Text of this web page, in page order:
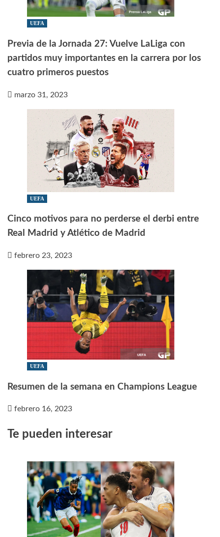
UEFA
Previa de la Jornada 27: Vuelve LaLiga con
partidos muy importantes en la carrera por los
cuatro primeros puestos
marzo 31, 2023
UEFA
Cinco motivos para no perderse el derbi entre
Real Madrid y Atlético de Madrid
febrero 23, 2023
UEFA
Resumen de la semana en Champions League
febrero 16, 2023
Te pueden interesar